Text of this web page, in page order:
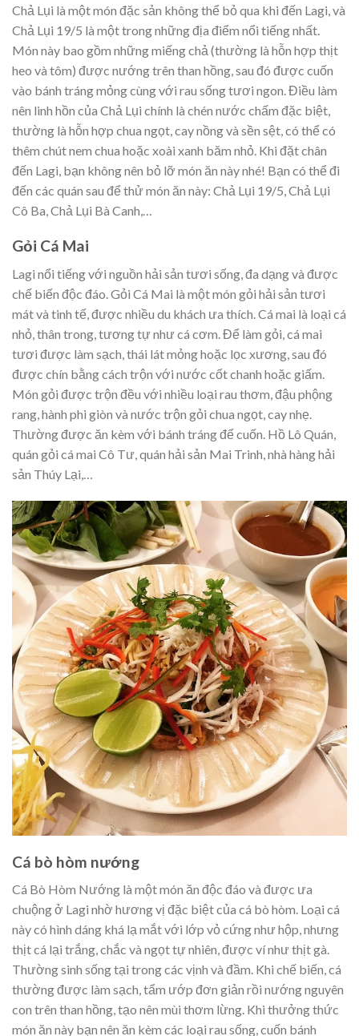
Chả Lụi là một món đặc sản không thể bỏ qua khi đến Lagi, và
Chả Lụi 19/5 là một trong những địa điểm nổi tiếng nhất.
Món này bao gồm những miếng chả (thường là hỗn hợp thịt
heo và tôm) được nướng trên than hồng, sau đó được cuốn
vào bánh tráng mỏng cùng với rau sống tươi ngon. Điều làm
nên linh hồn của Chả Lụi chính là chén nước chấm đặc biệt,
thường là hỗn hợp chua ngọt, cay nồng và sền sệt, có thể có
thêm chút nem chua hoặc xoài xanh băm nhỏ. Khi đặt chân
đến Lagi, bạn không nên bỏ lỡ món ăn này nhé! Bạn có thể đi
đến các quán sau để thử món ăn này: Chả Lụi 19/5, Chả Lụi
Cô Ba, Chả Lụi Bà Canh,…
Gỏi Cá Mai
Lagi nổi tiếng với nguồn hải sản tươi sống, đa dạng và được
chế biến độc đáo. Gỏi Cá Mai là một món gỏi hải sản tươi
mát và tinh tế, được nhiều du khách ưa thích. Cá mai là loại cá
nhỏ, thân trong, tương tự như cá cơm. Để làm gỏi, cá mai
tươi được làm sạch, thái lát mỏng hoặc lọc xương, sau đó
được chín bằng cách trộn với nước cốt chanh hoặc giấm.
Món gỏi được trộn đều với nhiều loại rau thơm, đậu phộng
rang, hành phi giòn và nước trộn gỏi chua ngọt, cay nhẹ.
Thường được ăn kèm với bánh tráng để cuốn. Hồ Lô Quán,
quán gỏi cá mai Cô Tư, quán hải sản Mai Trinh, nhà hàng hải
sản Thúy Lại,…
Cá bò hòm nướng
Cá Bò Hòm Nướng là một món ăn độc đáo và được ưa
chuộng ở Lagi nhờ hương vị đặc biệt của cá bò hòm. Loại cá
này có hình dáng khá lạ mắt với lớp vỏ cứng như hộp, nhưng
thịt cá lại trắng, chắc và ngọt tự nhiên, được ví như thịt gà.
Thường sinh sống tại trong các vịnh và đầm. Khi chế biến, cá
thường được làm sạch, tẩm ướp đơn giản rồi nướng nguyên
con trên than hồng, tạo nên mùi thơm lừng. Khi thưởng thức
món ăn này bạn nên ăn kèm các loại rau sống, cuốn bánh